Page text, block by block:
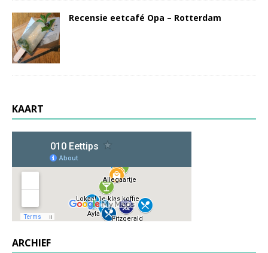
Recensie eetcafé Opa – Rotterdam
KAART
ARCHIEF